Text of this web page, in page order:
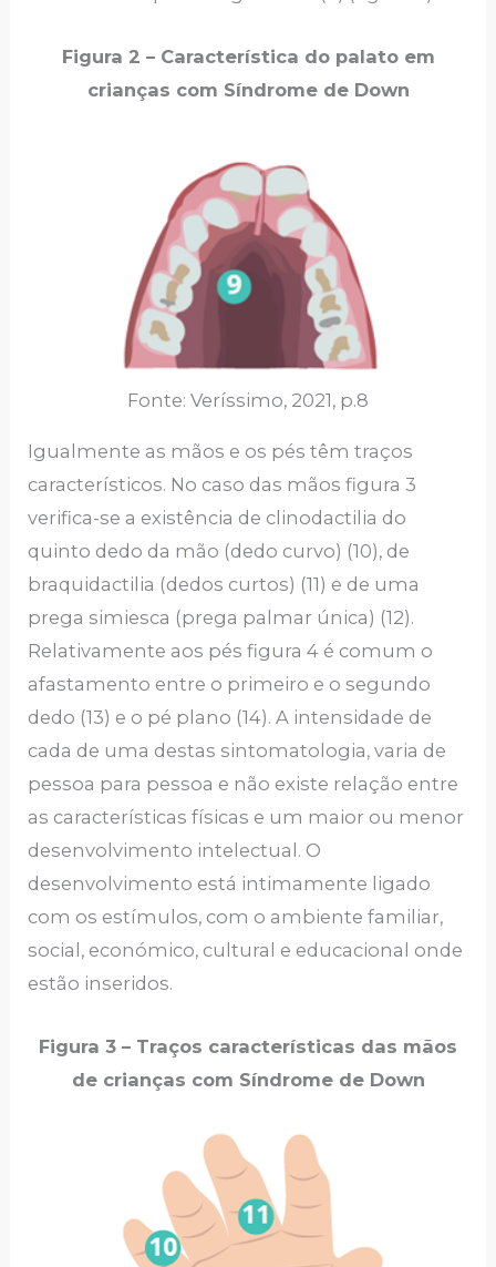
Figura 2 – Característica do palato em
crianças com Síndrome de Down
Fonte: Veríssimo, 2021, p.8
Igualmente as mãos e os pés têm traços
característicos. No caso das mãos figura 3
verifica-se a existência de clinodactilia do
quinto dedo da mão (dedo curvo) (10), de
braquidactilia (dedos curtos) (11) e de uma
prega simiesca (prega palmar única) (12).
Relativamente aos pés figura 4 é comum o
afastamento entre o primeiro e o segundo
dedo (13) e o pé plano (14). A intensidade de
cada de uma destas sintomatologia, varia de
pessoa para pessoa e não existe relação entre
as características físicas e um maior ou menor
desenvolvimento intelectual. O
desenvolvimento está intimamente ligado
com os estímulos, com o ambiente familiar,
social, económico, cultural e educacional onde
estão inseridos.
Figura 3 – Traços características das mãos
de crianças com Síndrome de Down